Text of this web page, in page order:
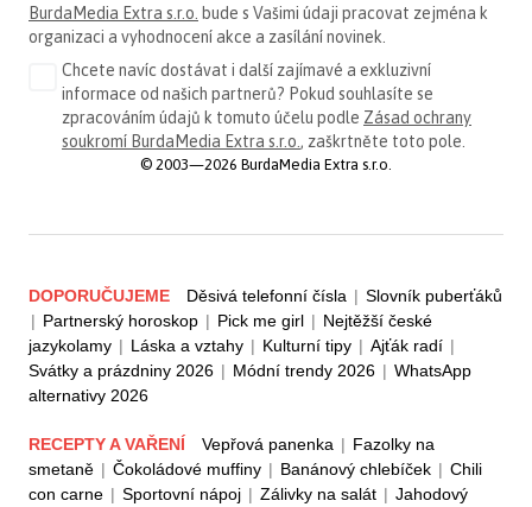
BurdaMedia Extra s.r.o. bude s Vašimi údaji pracovat zejména k
organizaci a vyhodnocení akce a zasílání novinek.
Chcete navíc dostávat i další zajímavé a exkluzivní
informace od našich partnerů? Pokud souhlasíte se
zpracováním údajů k tomuto účelu podle Zásad ochrany
soukromí BurdaMedia Extra s.r.o. , zaškrtněte toto pole.
© 2003—2026 BurdaMedia Extra s.r.o.
DOPORUČUJEME Děsivá telefonní čísla | Slovník puberťáků
| Partnerský horoskop | Pick me girl | Nejtěžší české
jazykolamy | Láska a vztahy | Kulturní tipy | Ajťák radí |
Svátky a prázdniny 2026 | Módní trendy 2026 | WhatsApp
alternativy 2026
RECEPTY A VAŘENÍ Vepřová panenka | Fazolky na
smetaně | Čokoládové muffiny | Banánový chlebíček | Chili
con carne | Sportovní nápoj | Zálivky na salát | Jahodový